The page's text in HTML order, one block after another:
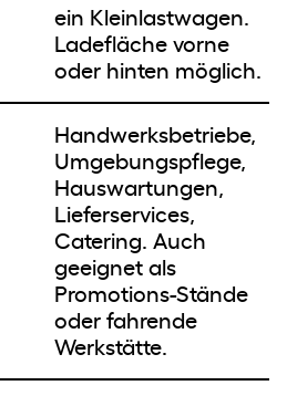
ein Kleinlastwagen.
Ladefläche vorne
oder hinten möglich.
Handwerksbetriebe,
Umgebungspflege,
Hauswartungen,
Lieferservices,
Catering. Auch
geeignet als
Promotions-Stände
oder fahrende
Werkstätte.